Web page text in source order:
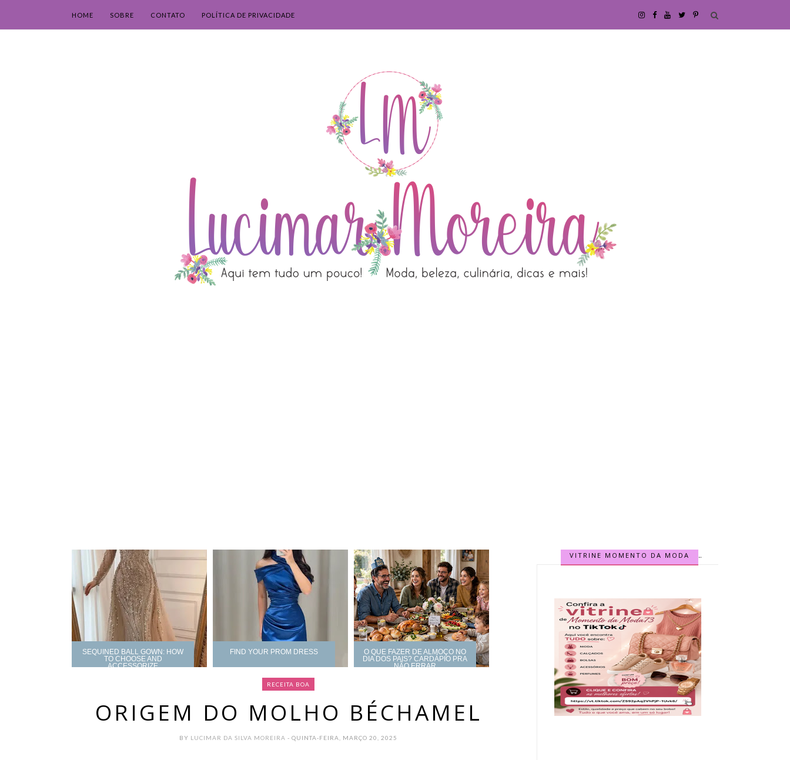
HOME SOBRE CONTATO POLÍTICA DE PRIVACIDADE
SEQUINED BALL GOWN: HOW
TO CHOOSE AND
ACCESSORIZE
FIND YOUR PROM DRESS
O QUE FAZER DE ALMOÇO NO
DIA DOS PAIS? CARDÁPIO PRA
NÃO ERRAR
RECEITA BOA
ORIGEM DO MOLHO BÉCHAMEL
BY LUCIMAR DA SILVA MOREIRA - QUINTA-FEIRA, MARÇO 20, 2025
VITRINE MOMENTO DA MODA